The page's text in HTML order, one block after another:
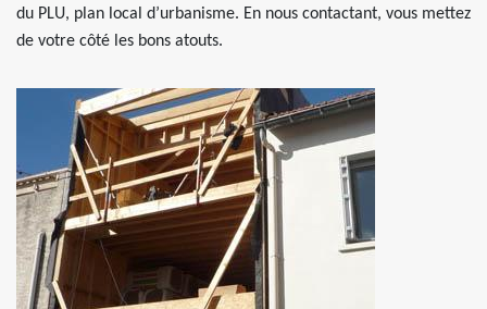
du PLU, plan local d’urbanisme. En nous contactant, vous mettez
de votre côté les bons atouts.